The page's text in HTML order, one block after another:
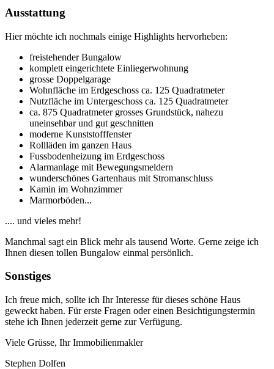
Ausstattung
Hier möchte ich nochmals einige Highlights hervorheben:
freistehender Bungalow
komplett eingerichtete Einliegerwohnung
grosse Doppelgarage
Wohnfläche im Erdgeschoss ca. 125 Quadratmeter
Nutzfläche im Untergeschoss ca. 125 Quadratmeter
ca. 875 Quadratmeter grosses Grundstück, nahezu
uneinsehbar und gut geschnitten
moderne Kunststofffenster
Rollläden im ganzen Haus
Fussbodenheizung im Erdgeschoss
Alarmanlage mit Bewegungsmeldern
wunderschönes Gartenhaus mit Stromanschluss
Kamin im Wohnzimmer
Marmorböden...
.... und vieles mehr!
Manchmal sagt ein Blick mehr als tausend Worte. Gerne zeige ich
Ihnen diesen tollen Bungalow einmal persönlich.
Sonstiges
Ich freue mich, sollte ich Ihr Interesse für dieses schöne Haus
geweckt haben. Für erste Fragen oder einen Besichtigungstermin
stehe ich Ihnen jederzeit gerne zur Verfügung.
Viele Grüsse, Ihr Immobilienmakler
Stephen Dolfen